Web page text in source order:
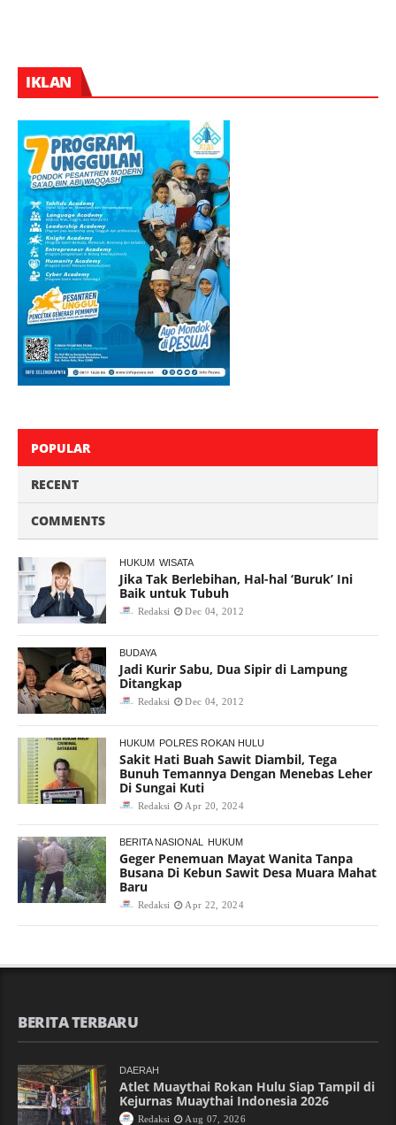
IKLAN
POPULAR
RECENT
COMMENTS
HUKUM WISATA
Jika Tak Berlebihan, Hal-hal ‘Buruk’ Ini
Baik untuk Tubuh
Redaksi Dec 04, 2012
BUDAYA
Jadi Kurir Sabu, Dua Sipir di Lampung
Ditangkap
Redaksi Dec 04, 2012
HUKUM POLRES ROKAN HULU
Sakit Hati Buah Sawit Diambil, Tega
Bunuh Temannya Dengan Menebas Leher
Di Sungai Kuti
Redaksi Apr 20, 2024
BERITA NASIONAL HUKUM
Geger Penemuan Mayat Wanita Tanpa
Busana Di Kebun Sawit Desa Muara Mahat
Baru
Redaksi Apr 22, 2024
BERITA TERBARU
DAERAH
Atlet Muaythai Rokan Hulu Siap Tampil di
Kejurnas Muaythai Indonesia 2026
Redaksi Aug 07, 2026